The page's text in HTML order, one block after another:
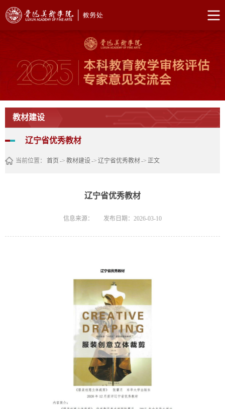
教材建设
辽宁省优秀教材
当前位置： 首页 -> 教材建设-> 辽宁省优秀教材-> 正文
辽宁省优秀教材
信息来源： 发布日期：2026-03-10